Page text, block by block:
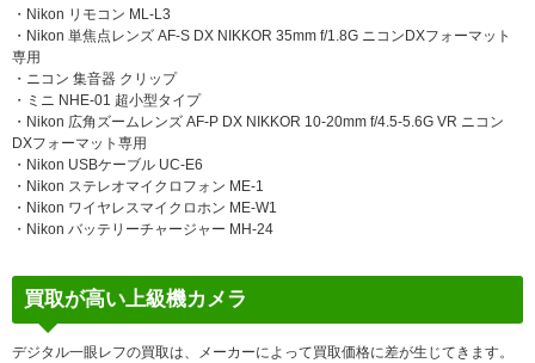
・Nikon リモコン ML-L3
・Nikon 単焦点レンズ AF-S DX NIKKOR 35mm f/1.8G ニコンDXフォーマット
専用
・ニコン 集音器 クリップ
・ミニ NHE-01 超小型タイプ
・Nikon 広角ズームレンズ AF-P DX NIKKOR 10-20mm f/4.5-5.6G VR ニコン
DXフォーマット専用
・Nikon USBケーブル UC-E6
・Nikon ステレオマイクロフォン ME-1
・Nikon ワイヤレスマイクロホン ME-W1
・Nikon バッテリーチャージャー MH-24
買取が高い上級機カメラ
デジタル一眼レフの買取は、メーカーによって買取価格に差が生じてきます。